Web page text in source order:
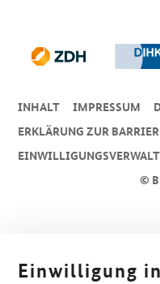
©
INHALT IMPRESSUM
ERKLÄRUNG ZUR
Einwilligung